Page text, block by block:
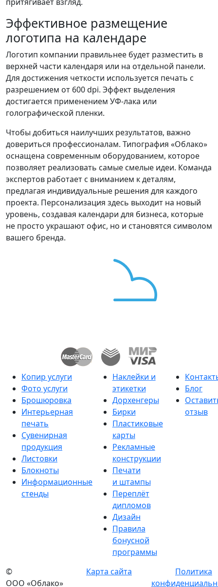
Эффективное размещение
логотипа на календаре
Логотип компании правильнее будет разместить в
верхней части календаря или на отдельной панели.
Для достижения четкости используется печать с
разрешением от 600 dpi. Эффект выделения
достигается применением УФ-лака или
голографической пленки.
Чтобы добиться наилучших результатов, важно
довериться профессионалам. Типография «Облако»
оснащена современным оборудованием, которое
позволяет реализовать самые смелые идеи. Команда
экспертов работает с вниманием к деталям,
предлагая индивидуальные решения для каждого
проекта. Персонализация здесь выходит на новый
уровень, создавая календари для бизнеса, которые
не просто украшают офис, но и становятся символом
вашего бренда.
Копир услуги
Фото услуги
Брошюровка
Интерьерная
печать
Сувенирная
продукция
Листовки
Блокноты
Информационные
стенды
Наклейки и
этикетки
Дорхенгеры
Бирки
Пластиковые
карты
Рекламные
конструкции
Печати
и штампы
Переплёт
дипломов
Дизайн
Правила
бонусной
программы
Блог
отзыв
©
ООО «Облако»
Карта сайта
Политика